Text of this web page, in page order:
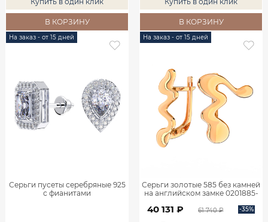
В КОРЗИНУ В КОРЗИНУ
На заказ - от 15 дней
Серьги пусеты серебряные 925
с фианитами
На заказ - от 15 дней
Серьги золотые 585 без камней
на английском замке 0201885-
40 131 ₽ 61 740 ₽ -35%